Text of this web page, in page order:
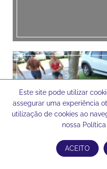
Este site pode utilizar
assegurar uma experiência
utilização de cookies ao
nossa
ACEITO